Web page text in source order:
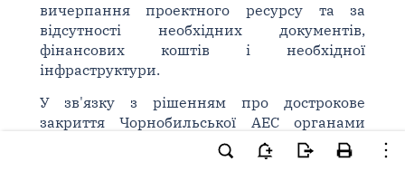
вичерпання проектного ресурсу та за
відсутності необхідних документів,
фінансових коштів і необхідної
інфраструктури.
У зв'язку з рішенням про дострокове
закриття Чорнобильської АЕС органами
державної влади різного рівня були
прийняті нормативно-правові акти, які